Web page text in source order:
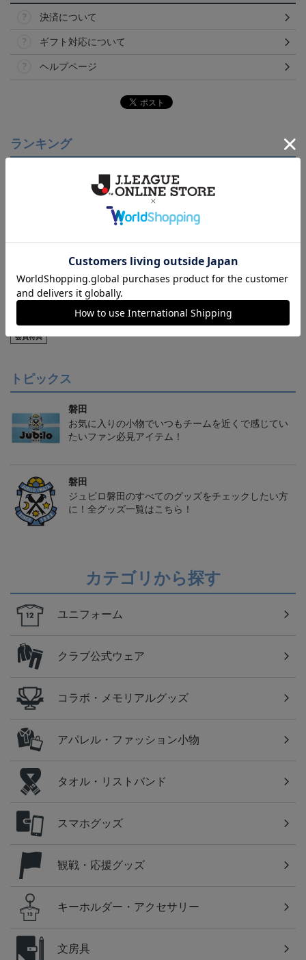
決済について
ギフト対応について
ヘルプページ
ランキング
【S～4XL】2026/27ユニ
フォーム オーセンティッ
21,450円～25,950円
会員特典
ジュビロ磐田 チルタリ
ス タオルマフラー
ジュビロ磐田 ピカチュ
ウ タオルマフラー
2,500円
トピックス
磐田
お気に入りの小物でいつもチームを近くで感じてい
たいファン必見アイテム！
磐田
ジュビロ磐田のすべてのグッズをチェックしたい方
に！全グッズ一覧はこちら！
カテゴリから探す
ユニフォーム
クラブ公式ウェア
コラボ・メモリアルグッズ
アパレル・ファッション小物
タオル・リストバンド
スマホグッズ
観戦・応援グッズ
キーホルダー・アクセサリー
文房具